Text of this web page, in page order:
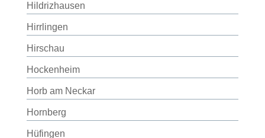
Hildrizhausen
Hirrlingen
Hirschau
Hockenheim
Horb am Neckar
Hornberg
Hüfingen